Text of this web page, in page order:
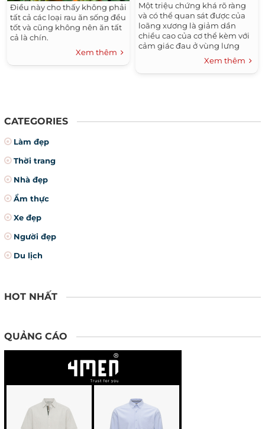
Điều này cho thấy không phải
tất cả các loại rau ăn sống đều
tốt và cũng không nên ăn tất
cả là chín.
Xem thêm
Một triệu chứng khá rõ ràng
và có thể quan sát được của
loãng xương là giảm dần
chiều cao của cơ thể kèm với
cảm giác đau ở vùng lưng
(cột sống ngực) và thắt lưng.
Khi nặng hơn sẽ thấy gù lưng
và dáng đi khòm.
Xem thêm
CATEGORIES
Làm đẹp
Thời trang
Nhà đẹp
Ẩm thực
Xe đẹp
Người đẹp
Du lịch
HOT NHẤT
QUẢNG CÁO